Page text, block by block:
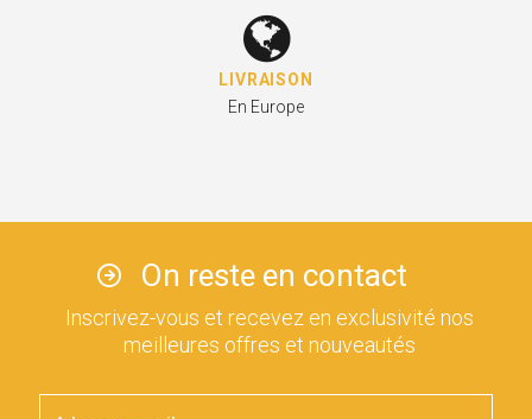
LIVRAISON
En Europe
On reste en contact
Inscrivez-vous et recevez en exclusivité nos
meilleures offres et nouveautés